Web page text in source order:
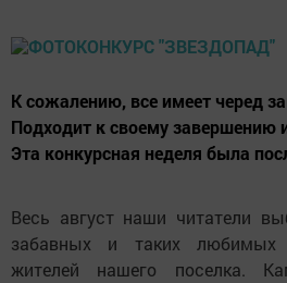
К сожалению, все имеет черед
Подходит к своему завершению
Эта конкурсная неделя была
Весь август наши читатели
забавных и таких любимых
жителей нашего поселка.